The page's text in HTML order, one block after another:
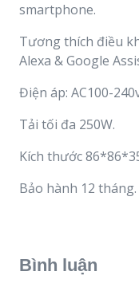
smartphone.
Tương thích điều
Alexa & Google
Điện áp: AC100-
Tải tối đa 250W.
Kích thước
Bảo hành 12 tháng.
Bình luận